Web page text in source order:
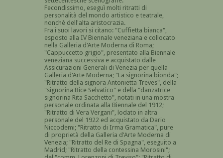
Fecondissimo, eseguì molti ritratti di
personalità del mondo artistico e teatrale,
nonchè dell'alta aristocrazia.
Fra i suoi lavori si citano: "Cuffietta bianca",
esposto alla IV Biennale veneziana e collocato
nella Galleria d'Arte Moderna di Roma;
"Cappuccetto grigio", presentato alla Biennale
veneziana successiva e acquistato dalle
Assicurazioni Generali di Venezia per quella
Galleria d'Arte Moderna; "La signorina bionda";
"Ritratto della signora Antonietta Treves", della
"signorina Bice Selvatico" e della "danzatrice
signorina Rita Sacchetto", notati in una mostra
personale ordinata alla Biennale del 1912;
"Ritratto di Vera Vergani", lodato in altra
personale del 1922 ed acquistato da Dario
Niccodemi; "Ritratto di Irma Gramatica", pure
di proprietà della Galleria d'Arte Moderna di
Venezia; "Ritratto del Re di Spagna", eseguito a
Madrid; "Ritratto della contessina Morosini";